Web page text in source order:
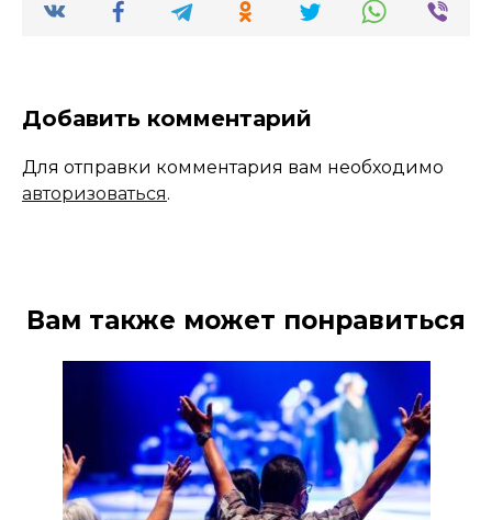
Добавить комментарий
Для отправки комментария вам необходимо
авторизоваться.
Вам также может понравиться